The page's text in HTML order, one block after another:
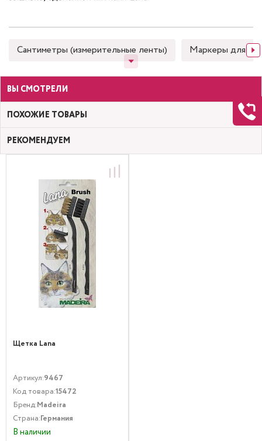
Сантиметры (измерительные ленты) Маркеры для
ВЫ СМОТРЕЛИ
ПОХОЖИЕ ТОВАРЫ
РЕКОМЕНДУЕМ
Щетка Lana
Артикул:9467
Код товара:15472
Бренд:Madeira
Страна:Германия
В наличии